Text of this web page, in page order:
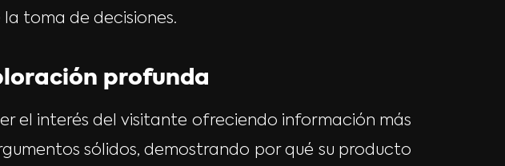
toma de decisiones.
profunda
el interés del visitante ofreciendo información más
sólidos, demostrando por qué su producto